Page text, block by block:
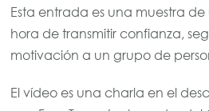
Esta entrada es una muestra
hora de transmitir confianza,
motivación a un grupo de
El vídeo es una charla en el